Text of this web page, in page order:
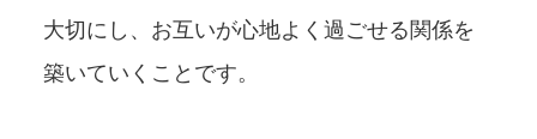
大切にし、お互いが心地よく過ごせる関係を
築いていくことです。